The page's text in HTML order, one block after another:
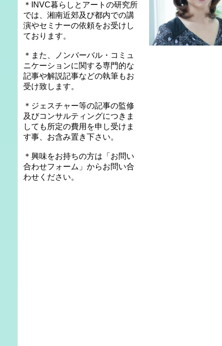
＊INVC暮らしとアートの研究所
では、湘南近郊及び都内での講
演やセミナーの依頼をお受けし
ております。
＊また、ノンバーバル・コミュ
ニケーションに関する専門的な
記事や解説記事などの執筆もお
受け致します。
＊ジェスチャー等の記事の監修
及びコンサルティングにつきま
しても所定の費用を申し受けま
す事、お含み置き下さい。
＊興味をお持ちの方は「お問い
合わせフォーム」からお問い合
わせください。